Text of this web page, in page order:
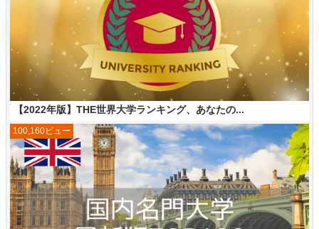
【2022年版】THE世界大学ランキング、あなたの...
100,160ビュー